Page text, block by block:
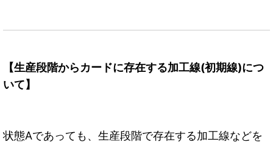
【生産段階からカードに存在する加工線(初期線)につ
いて】
状態Aであっても、生産段階で存在する加工線などを